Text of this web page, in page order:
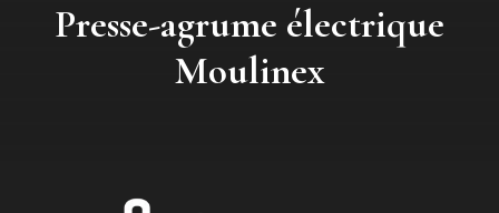
Presse-agrume électrique
Moulinex